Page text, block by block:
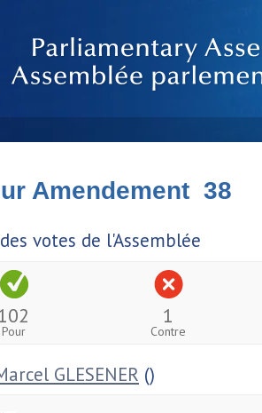
Amendement 38
votes de l'Assemblée
Pour
1
Contre
GLESENER ()